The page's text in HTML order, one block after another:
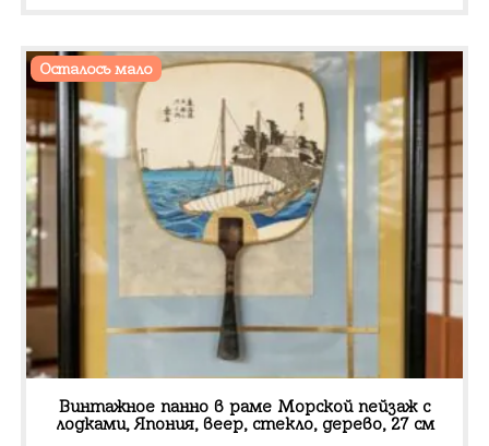
Осталось мало
Винтажное панно в раме Морской пейзаж с
лодками, Япония, веер, стекло, дерево, 27 см